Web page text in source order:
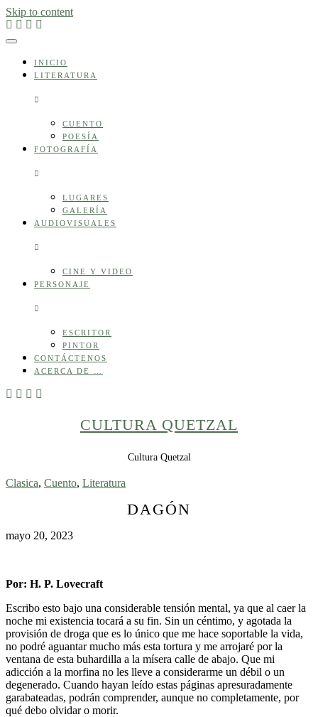
Skip to content
INICIO
LITERATURA
CUENTO
POESÍA
FOTOGRAFÍA
LUGARES
GALERÍA
AUDIOVISUALES
CINE Y VIDEO
PERSONAJE
ESCRITOR
PINTOR
CONTÁCTENOS
ACERCA DE …
CULTURA QUETZAL
Cultura Quetzal
Clasica, Cuento, Literatura
DAGÓN
mayo 20, 2023
Por: H. P. Lovecraft
Escribo esto bajo una considerable tensión mental, ya que al caer la
noche mi existencia tocará a su fin. Sin un céntimo, y agotada la
provisión de droga que es lo único que me hace soportable la vida,
no podré aguantar mucho más esta tortura y me arrojaré por la
ventana de esta buhardilla a la mísera calle de abajo. Que mi
adicción a la morfina no les lleve a considerarme un débil o un
degenerado. Cuando hayan leído estas páginas apresuradamente
garabateadas, podrán comprender, aunque no completamente, por
qué debo olvidar o morir.